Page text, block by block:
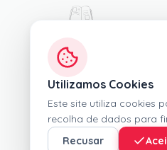
Utilizamos Cookies
Este site utiliza cookies
recolha de dados para
Recusar